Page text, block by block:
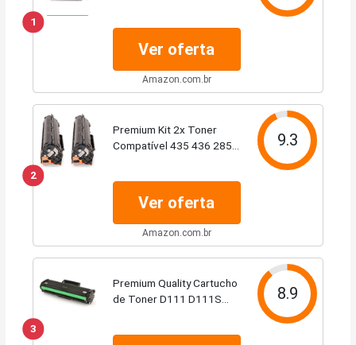
1
Ver oferta
Amazon.com.br
2
Premium Kit 2x Toner
Compatível 435 436 285
M1217 NFW M1120 MFP
P1102 P1109W 1132MFP
9.3
Ver oferta
Amazon.com.br
3
Premium Quality Cartucho
de Toner D111 D111S
8.9